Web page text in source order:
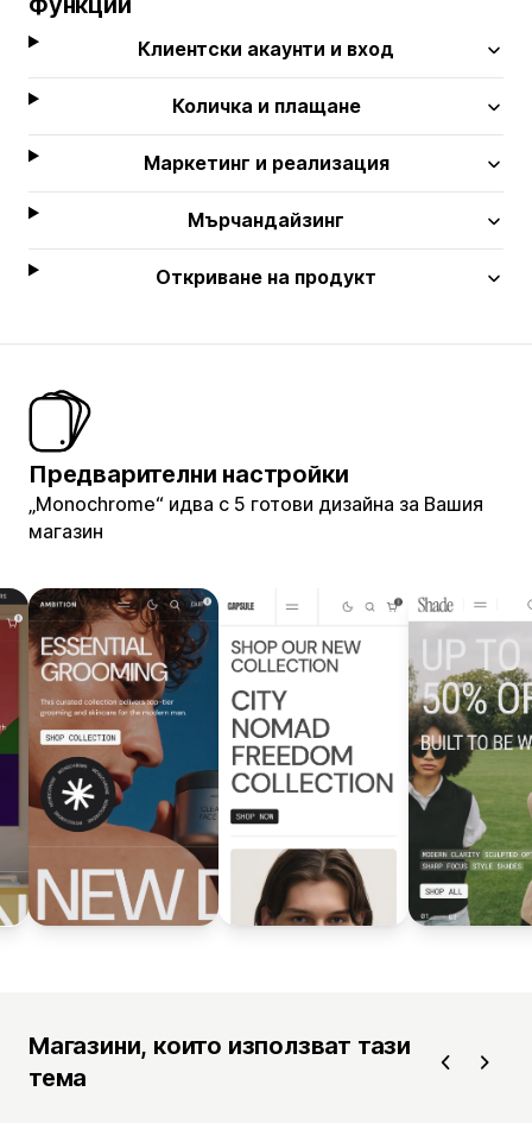
Клиентски акаунти и вход
Количка и плащане
Маркетинг и реализация
Мърчандайзинг
Откриване на продукт
Предварителни настройки
„Monochrome“ идва с 5 готови дизайна за Вашия
магазин
Магазини, които използват тази
тема